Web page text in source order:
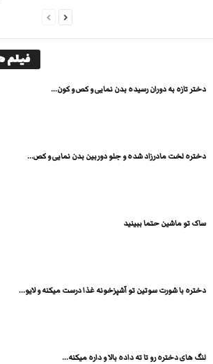
فیلم
دختر تازه به دوران رسیده بدن نمایی و کص و کون...
دختره لخت مادرزاد شده و جلو دوربین بدن نمایی و کص...
ساک تو ماشین حتما ببینید
دختره با شورت سوتین تو آشپزخونه غذا درست میکنه و لایو...
لنگ های دختره رو تا ته داده بالا و داره میکنه...